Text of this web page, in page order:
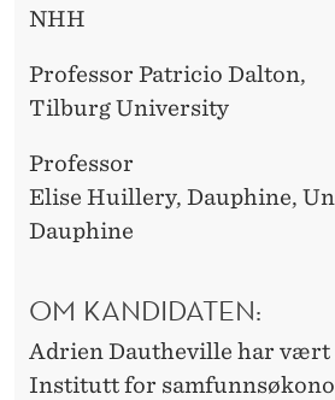
NHH
Professor Patricio Dalton,
Tilburg University
Professor
Elise Huillery, Dauphine,
Dauphine
OM KANDIDATEN:
Adrien Dautheville har vært
Institutt for